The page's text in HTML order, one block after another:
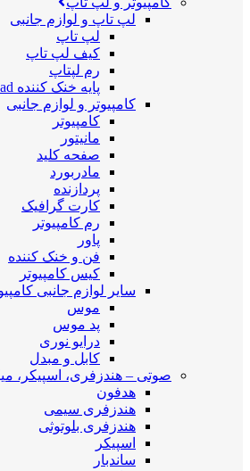
لپ تاپ و لوازم جانبی
لپ تاپ
کیف لپ تاپ
رم لپتاپ
پایه خنک کننده coolpad
کامپیوتر و لوازم جانبی
کامپیوتر
مانیتور
صفحه کلید
مادربورد
پردازنده
کارت گرافیک
رم کامپیوتر
پاور
فن و خنک کننده
کیس کامپیوتر
سایر لوازم جانبی
موس
پد موس
درایو نوری
کابل و مبدل
صوتی – هندزفری، اسپیکر،
هدفون
هندزفری سیمی
هندزفری بلوتوثی
اسپیکر
ساندبار